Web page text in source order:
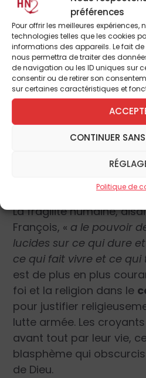
préférences
Pour offrir les meilleures expériences,
technologies telles que les cookies
informations des appareils. Le fait
nous permettra de traiter des
de navigation ou les ID uniques sur
consentir ou de retirer son
sur certaines caractéristiques et
CONTINUER
Politique de
surtout vrai de la bonté
particulièrement dans le
l’Incarnation, quand
enfant. C’est là qu’il
abaissement dans le sein
puis dans la mangeoire
sur la terre », chantent
annonçant la présence
défense, dont l’humanité
car rien ne possède
La fragilité humaine,
François, « a le pouvoir
lucides sur ce qui dure
ce qui fait vivre et ce qui
est de plus en plus
foi et la religion dans le
pour justifier
lutte armée. Les
avant tout par leur vie,
blasphème qui
de Dieu.